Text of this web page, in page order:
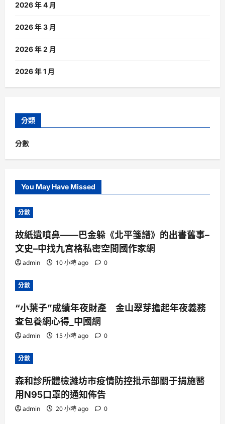
2026 年 4 月
2026 年 3 月
2026 年 2 月
2026 年 1 月
分類
分數
You May Have Missed
分數
故紙遺噴鼻——巴金躲《北平箋譜》的出書舊事–
文史–中找九宮格私密空間國作家網
admin 10 小時 ago 0
分數
“小葉子”成績年夜財產 金山翠芽擔起年夜義務
查包養網心得_中國網
admin 15 小時 ago 0
分數
森和診所體檢濰坊市疫情防控批示部關于捐施醫
用N95口罩的通知佈告
admin 20 小時 ago 0